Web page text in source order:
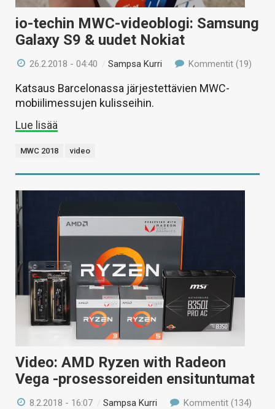
io-techin MWC-videoblogi: Samsung
Galaxy S9 & uudet Nokiat
26.2.2018 - 04:40 /Sampsa Kurri Kommentit (19)
Katsaus Barcelonassa järjestettävien MWC-
mobiilimessujen kulisseihin.
Lue lisää
MWC 2018 video
Video: AMD Ryzen with Radeon
Vega -prosessoreiden ensituntumat
8.2.2018 - 16:07 /Sampsa Kurri Kommentit (134)